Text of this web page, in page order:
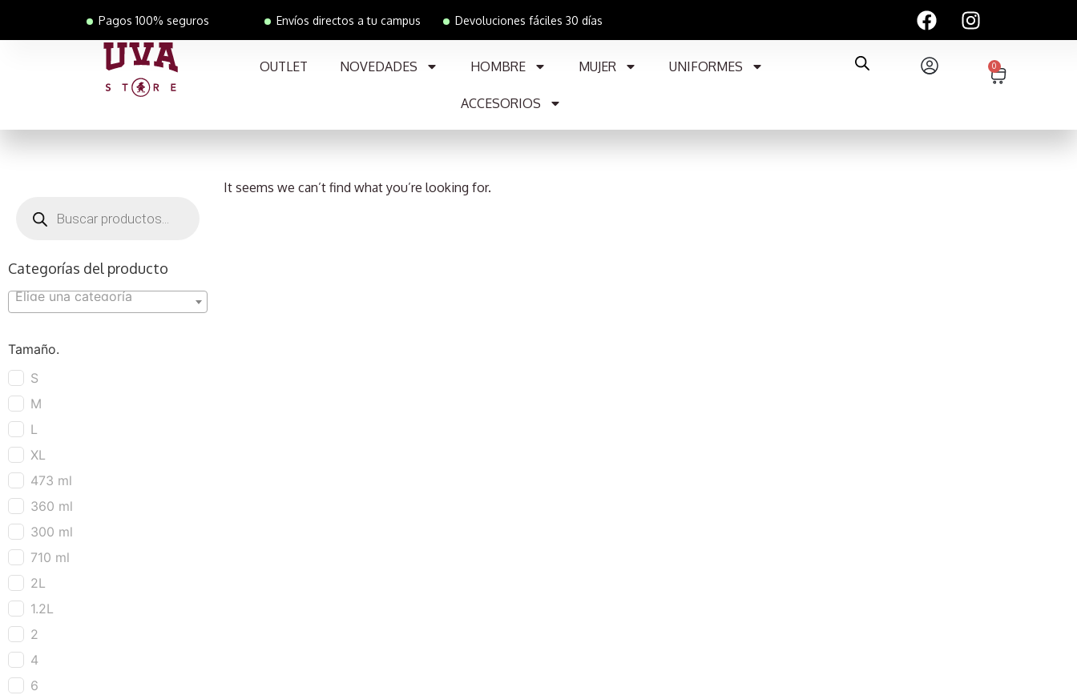
Pagos 100% seguros Envíos directos a tu campus Devoluciones fáciles 30 días
OUTLET NOVEDADES HOMBRE MUJER UNIFORMES
ACCESORIOS
0
Categorías del producto
Elige una categoría
Tamaño.
S
M
L
XL
473 ml
360 ml
300 ml
710 ml
2L
1.2L
2
4
6
It seems we can’t find what you’re looking for.